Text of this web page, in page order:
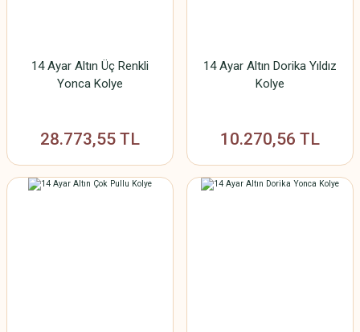
14 Ayar Altın Üç Renkli
Yonca Kolye
28.773,55 TL
14 Ayar Altın Dorika Yıldız
Kolye
10.270,56 TL